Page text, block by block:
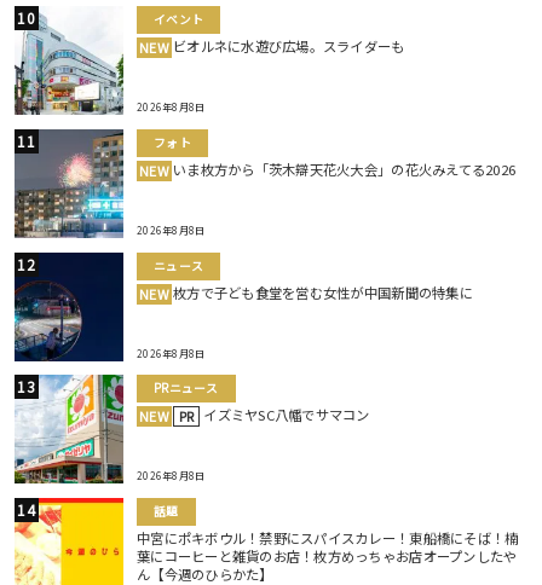
イベント
NEW ビオルネに水遊び広場。スライダーも
2026年8月8日
フォト
NEW いま枚方から「茨木辯天花火大会」の花火みえてる2026
2026年8月8日
ニュース
NEW 枚方で子ども食堂を営む女性が中国新聞の特集に
2026年8月8日
PRニュース
NEW PR イズミヤSC八幡でサマコン
2026年8月8日
話題
中宮にポキボウル！禁野にスパイスカレー！東船橋にそば！楠
葉にコーヒーと雑貨のお店！枚方めっちゃお店オープンしたや
ん【今週のひらかた】